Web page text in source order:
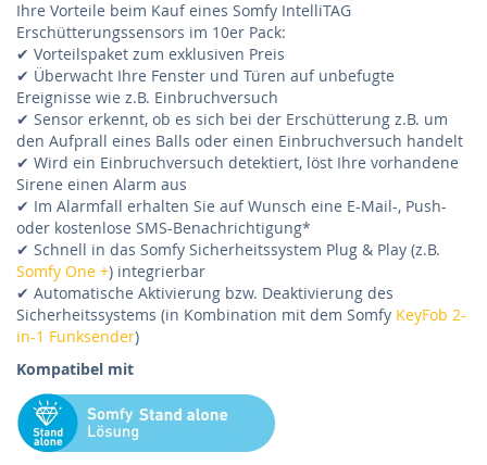
gallery
Ihre Vorteile beim Kauf eines Somfy IntelliTAG
Erschütterungssensors im 10er Pack:
✔ Vorteilspaket zum exklusiven Preis
✔ Überwacht Ihre Fenster und Türen auf unbefugte
Ereignisse wie z.B. Einbruchversuch
✔ Sensor erkennt, ob es sich bei der Erschütterung z.B. um
den Aufprall eines Balls oder einen Einbruchversuch handelt
✔ Wird ein Einbruchversuch detektiert, löst Ihre vorhandene
Sirene einen Alarm aus
✔ Im Alarmfall erhalten Sie auf Wunsch eine E-Mail-, Push-
oder kostenlose SMS-Benachrichtigung*
✔ Schnell in das Somfy Sicherheitssystem Plug & Play (z.B.
Somfy One +) integrierbar
✔ Automatische Aktivierung bzw. Deaktivierung des
Sicherheitssystems (in Kombination mit dem Somfy KeyFob 2-
in-1 Funksender)
Kompatibel mit